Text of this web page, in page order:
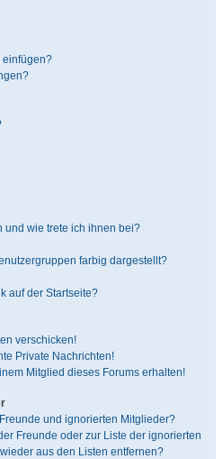
einfügen?
und wie trete ich ihnen bei?
farbig dargestellt?
auf der Startseite?
verschicken!
Private Nachrichten!
Mitglied dieses Forums erhalten!
und ignorierten Mitglieder?
Freunde oder zur Liste der ignorierten
aus den Listen entfernen?